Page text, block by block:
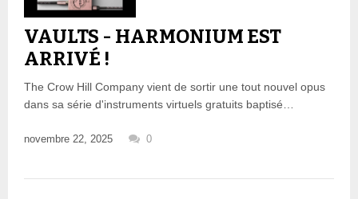
VAULTS - HARMONIUM EST
ARRIVÉ !
The Crow Hill Company vient de sortir une tout nouvel opus
dans sa série d'instruments virtuels gratuits baptisé…
novembre 22, 2025 0